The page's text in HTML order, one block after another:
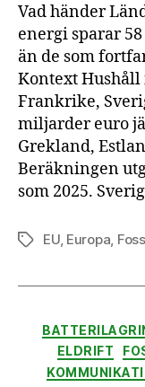
Vad händer
energi sparar
än de som
Kontext
Frankrike,
miljarder euro
Grekland,
Beräkningen
som 2025.
Etiketter
EU, Europa,
ELDRIFT